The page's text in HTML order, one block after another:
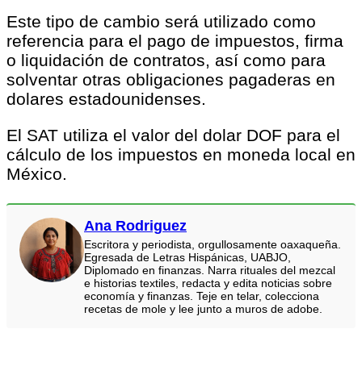
Este tipo de cambio será utilizado como
referencia para el pago de impuestos, firma
o liquidación de contratos, así como para
solventar otras obligaciones pagaderas en
dolares estadounidenses.
El SAT utiliza el valor del dolar DOF para el
cálculo de los impuestos en moneda local en
México.
Ana Rodriguez
Escritora y periodista, orgullosamente oaxaqueña.
Egresada de Letras Hispánicas, UABJO,
Diplomado en finanzas. Narra rituales del mezcal
e historias textiles, redacta y edita noticias sobre
economía y finanzas. Teje en telar, colecciona
recetas de mole y lee junto a muros de adobe.